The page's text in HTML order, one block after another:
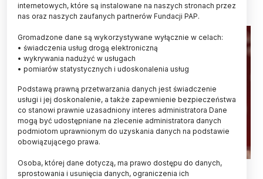
Fot. Fotolia
internetowych, które są instalowane na naszych stronach przez
nas oraz naszych zaufanych partnerów Fundacji PAP.
Gromadzone dane są wykorzystywane wyłącznie w celach:
• świadczenia usług drogą elektroniczną
• wykrywania nadużyć w usługach
• pomiarów statystycznych i udoskonalenia usług
Podstawą prawną przetwarzania danych jest świadczenie
usługi i jej doskonalenie, a także zapewnienie bezpieczeństwa
co stanowi prawnie uzasadniony interes administratora Dane
mogą być udostępniane na zlecenie administratora danych
podmiotom uprawnionym do uzyskania danych na podstawie
obowiązującego prawa.
Osoba, której dane dotyczą, ma prawo dostępu do danych,
sprostowania i usunięcia danych, ograniczenia ich